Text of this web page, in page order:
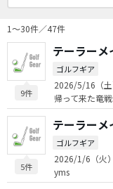
1〜30件／47件
9件
テーラー
ゴルフギア
2026/5/16（
帰って来た竜
5件
テーラー
ゴルフギア
2026/1/6（火
yms